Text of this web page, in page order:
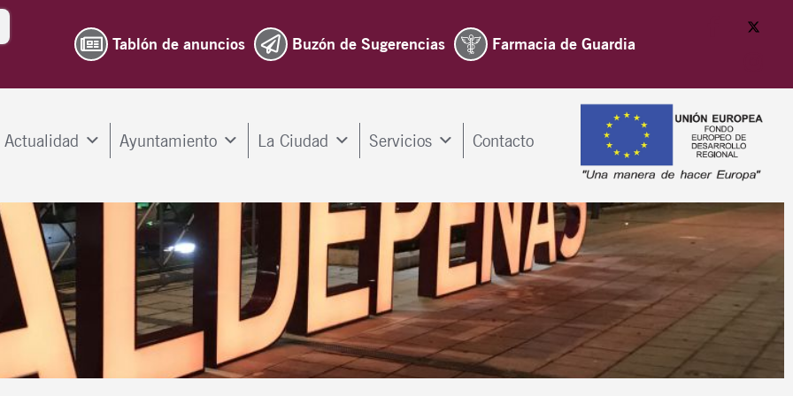
Tablón de anuncios Buzón de Sugerencias Farmacia de Guardia
Actualidad Ayuntamiento La Ciudad Servicios Contacto